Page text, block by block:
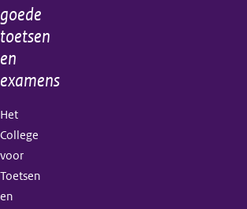
goede
toetsen
en
examens
Het
College
voor
Toetsen
en